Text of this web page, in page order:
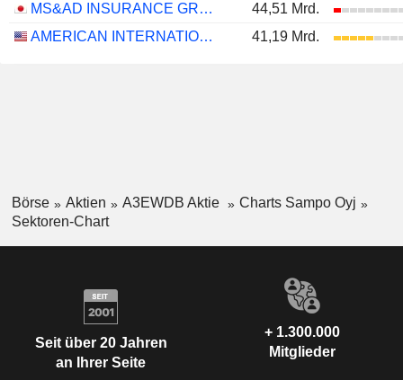
MS&AD INSURANCE GROUP HOLDINGS, INC.
44,51 Mrd.
AMERICAN INTERNATIONAL GROUP, INC.
41,19 Mrd.
Börse Aktien A3EWDB Aktie
Charts Sampo Oyj
Sektoren-Chart
Seit über 20 Jahren
an Ihrer Seite
+ 1.300.000
Mitglieder